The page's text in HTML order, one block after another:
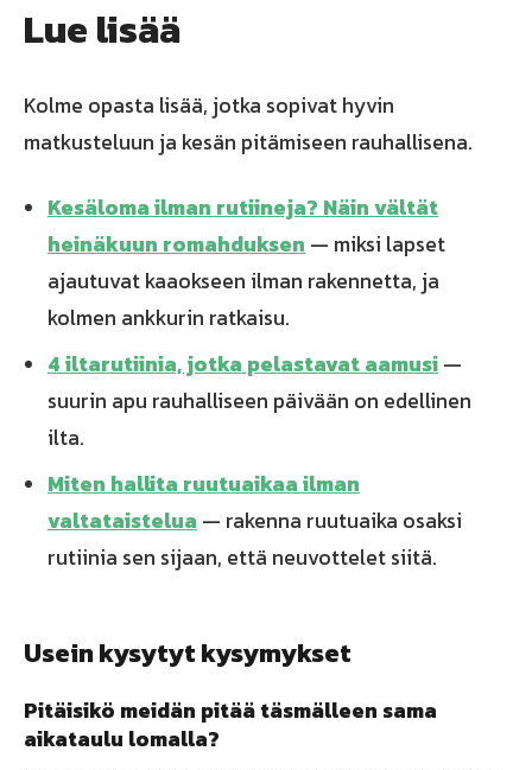
Lue lisää
Kolme opasta lisää, jotka sopivat hyvin
matkusteluun ja kesän pitämiseen rauhallisena.
Kesäloma ilman rutiineja? Näin vältät
heinäkuun romahduksen — miksi lapset
ajautuvat kaaokseen ilman rakennetta, ja
kolmen ankkurin ratkaisu.
4 iltarutiinia, jotka pelastavat aamusi—
suurin apu rauhalliseen päivään on edellinen
ilta.
Miten hallita ruutuaikaa ilman
valtataistelua — rakenna ruutuaika osaksi
rutiinia sen sijaan, että neuvottelet siitä.
Usein kysytyt kysymykset
Pitäisikö meidän pitää täsmälleen sama
aikataulu lomalla?